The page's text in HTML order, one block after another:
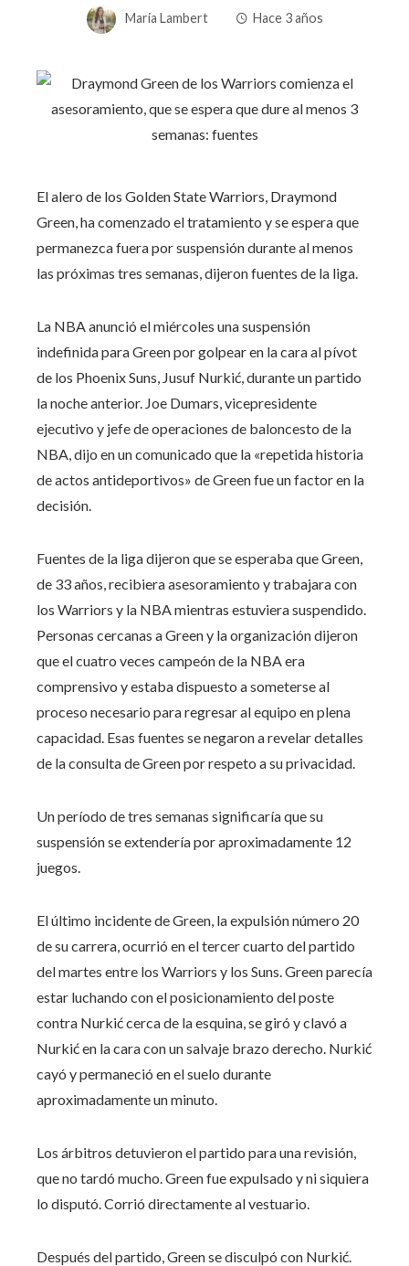
Maria Lambert Hace 3 años
El alero de los Golden State Warriors, Draymond
Green, ha comenzado el tratamiento y se espera que
permanezca fuera por suspensión durante al menos
las próximas tres semanas, dijeron fuentes de la liga.
La NBA anunció el miércoles una suspensión
indefinida para Green por golpear en la cara al pívot
de los Phoenix Suns, Jusuf Nurkić, durante un partido
la noche anterior. Joe Dumars, vicepresidente
ejecutivo y jefe de operaciones de baloncesto de la
NBA, dijo en un comunicado que la «repetida historia
de actos antideportivos» de Green fue un factor en la
decisión.
Fuentes de la liga dijeron que se esperaba que Green,
de 33 años, recibiera asesoramiento y trabajara con
los Warriors y la NBA mientras estuviera suspendido.
Personas cercanas a Green y la organización dijeron
que el cuatro veces campeón de la NBA era
comprensivo y estaba dispuesto a someterse al
proceso necesario para regresar al equipo en plena
capacidad. Esas fuentes se negaron a revelar detalles
de la consulta de Green por respeto a su privacidad.
Un período de tres semanas significaría que su
suspensión se extendería por aproximadamente 12
juegos.
El último incidente de Green, la expulsión número 20
de su carrera, ocurrió en el tercer cuarto del partido
del martes entre los Warriors y los Suns. Green parecía
estar luchando con el posicionamiento del poste
contra Nurkić cerca de la esquina, se giró y clavó a
Nurkić en la cara con un salvaje brazo derecho. Nurkić
cayó y permaneció en el suelo durante
aproximadamente un minuto.
Los árbitros detuvieron el partido para una revisión,
que no tardó mucho. Green fue expulsado y ni siquiera
lo disputó. Corrió directamente al vestuario.
Después del partido, Green se disculpó con Nurkić.